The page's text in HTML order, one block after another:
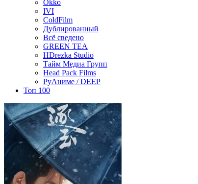
Okko
IVI
ColdFilm
Дублированный
Всё сведено
GREEN TEA
HDrezka Studio
Тайм Медиа Групп
Head Pack Films
РуАниме / DEEP
Топ 100